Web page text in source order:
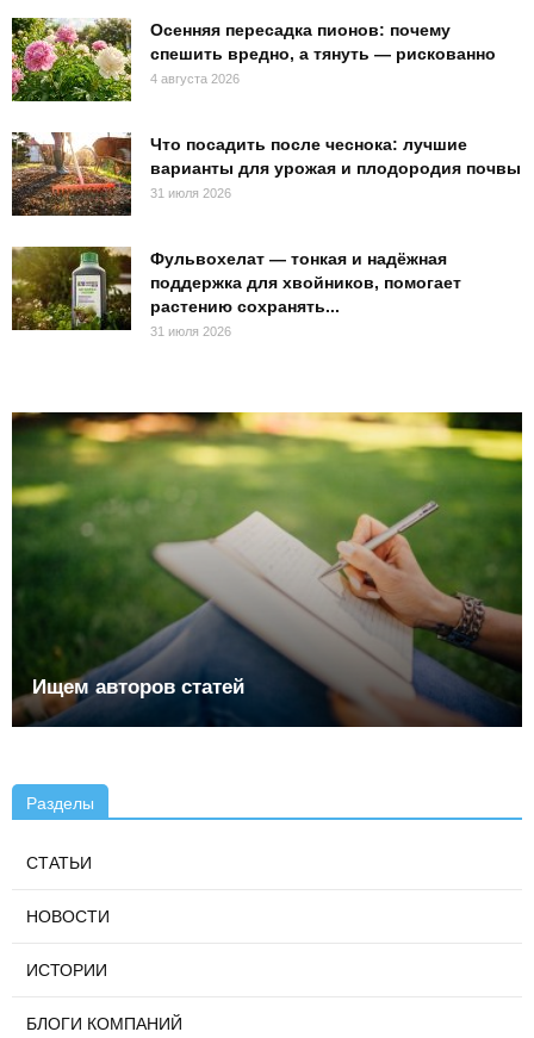
Осенняя пересадка пионов: почему
спешить вредно, а тянуть — рискованно
4 августа 2026
Что посадить после чеснока: лучшие
варианты для урожая и плодородия почвы
31 июля 2026
Фульвохелат — тонкая и надёжная
поддержка для хвойников, помогает
растению сохранять...
31 июля 2026
Ищем авторов статей
Разделы
СТАТЬИ
НОВОСТИ
ИСТОРИИ
БЛОГИ КОМПАНИЙ